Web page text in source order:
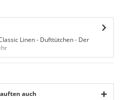
Linen - Dufttütchen - Der
auch